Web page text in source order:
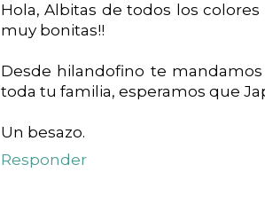
Hola, Albitas de todos los
muy bonitas!!
Desde hilandofino te
toda tu familia, esperamos que
Un besazo.
Responder